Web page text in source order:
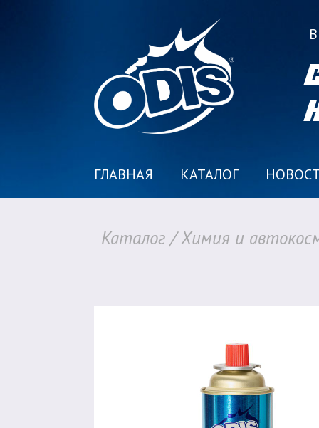
ГЛАВНАЯ КАТАЛОГ
Каталог /Химия и